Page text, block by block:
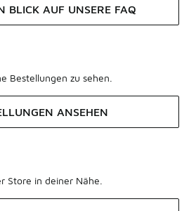
BLICK AUF UNSERE FAQ
Bestellungen zu sehen.
ANSEHEN
Store in deiner Nähe.